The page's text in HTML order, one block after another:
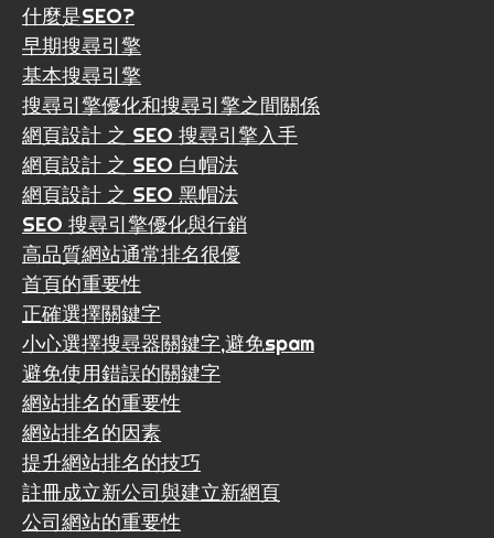
什麼是SEO?
早期搜尋引擎
基本搜尋引擎
搜尋引擎優化和搜尋引擎之間關係
網頁設計 之 SEO 搜尋引擎入手
網頁設計 之 SEO 白帽法
網頁設計 之 SEO 黑帽法
SEO 搜尋引擎優化與行銷
高品質網站通常排名很優
首頁的重要性
正確選擇關鍵字
小心選擇搜尋器關鍵字,避免spam
避免使用錯誤的關鍵字
網站排名的重要性
網站排名的因素
提升網站排名的技巧
註冊成立新公司與建立新網頁
公司網站的重要性